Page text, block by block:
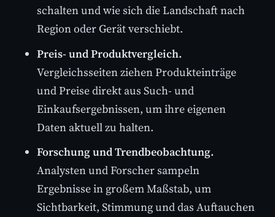
schalten und wie sich die Landschaft nach
Region oder Gerät verschiebt.
Preis- und Produktvergleich.
Vergleichsseiten ziehen Produkteinträge
und Preise direkt aus Such- und
Einkaufsergebnissen, um ihre eigenen
Daten aktuell zu halten.
Forschung und Trendbeobachtung.
Analysten und Forscher sampeln
Ergebnisse in großem Maßstab, um
Sichtbarkeit, Stimmung und das Auftauchen